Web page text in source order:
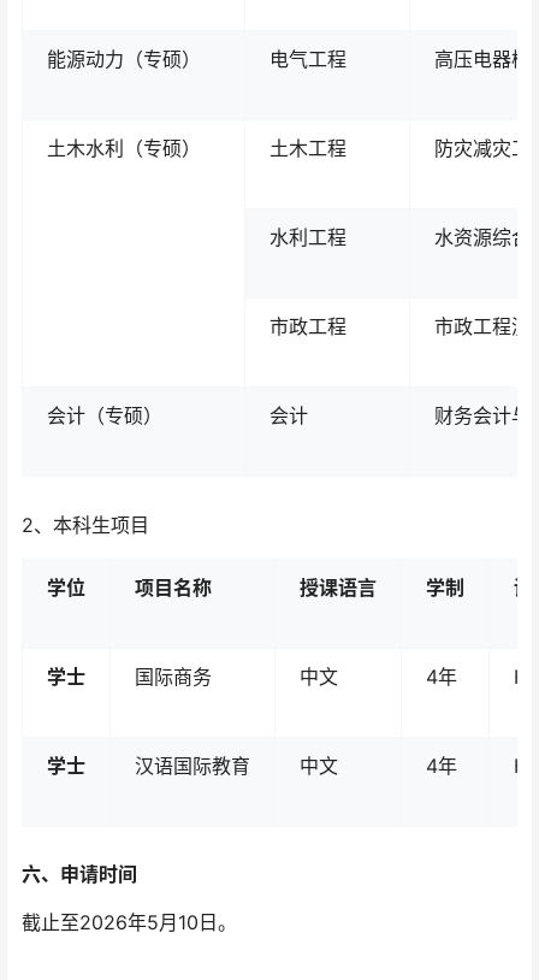
能源动力（专硕） 电气工程 高压电器检
土木水利（专硕） 土木工程 防灾减灾工
水利工程 水资源综合
市政工程 市政工程测
会计（专硕） 会计 财务会计与
2、本科生项目
学位 项目名称 授课语言 学制 语
学士 国际商务 中文 4年
学士 汉语国际教育 中文 4年
六、申请时间
截止至2026年5月10日。